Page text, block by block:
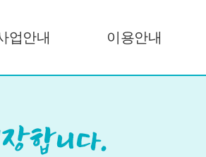
업안내 이용안내